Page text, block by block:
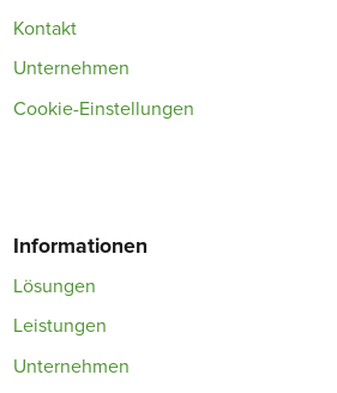
Kontakt
Unternehmen
Cookie-Einstellungen
Informationen
Lösungen
Leistungen
Unternehmen